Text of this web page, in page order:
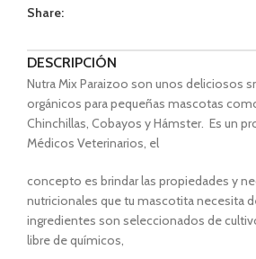
Share:
DESCRIPCIÓN
Nutra Mix Paraizoo son unos deliciosos
orgánicos para pequeñas mascotas
Chinchillas, Cobayos y Hámster. Es un
Médicos Veterinarios, el
concepto es brindar las propiedades y
nutricionales que tu mascotita necesita
ingredientes son seleccionados de
libre de químicos,